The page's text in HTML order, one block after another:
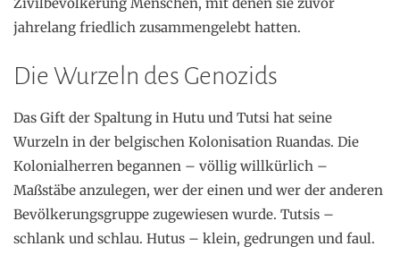
jahrelang friedlich zusammengelebt hatten.
Die Wurzeln des Genozids
Das Gift der Spaltung in Hutu und Tutsi hat seine
Wurzeln in der belgischen Kolonisation Ruandas. Die
Kolonialherren begannen – völlig willkürlich –
Maßstäbe anzulegen, wer der einen und wer der anderen
Bevölkerungsgruppe zugewiesen wurde. Tutsis –
schlank und schlau. Hutus – klein, gedrungen und faul.